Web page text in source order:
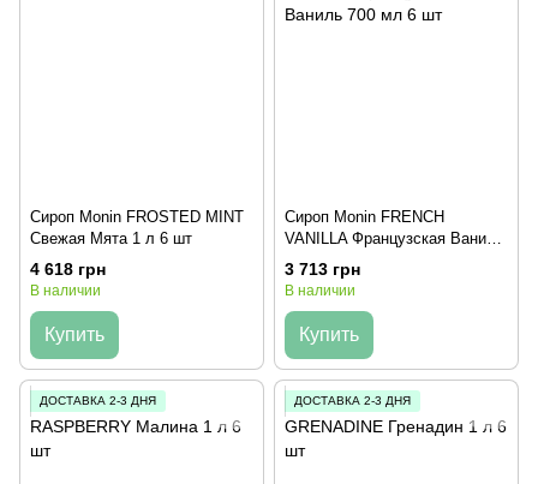
Сироп Monin FROSTED MINT
Свежая Мята 1 л 6 шт
4 618 грн
В наличии
Купить
Сироп Monin FRENCH
VANILLA Французская Ваниль
700 мл 6 шт
3 713 грн
В наличии
Купить
ДОСТАВКА 2-3 ДНЯ ДОСТАВКА 2-3 ДНЯ